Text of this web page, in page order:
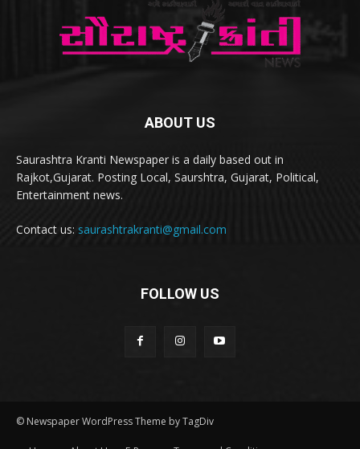
ABOUT US
Saurashtra Kranti Newspaper is a daily based out in
Rajkot,Gujarat. Posting Local, Saurshtra, Gujarat, Political,
Entertainment news.
Contact us: saurashtrakranti@gmail.com
FOLLOW US
© Newspaper WordPress Theme by TagDiv